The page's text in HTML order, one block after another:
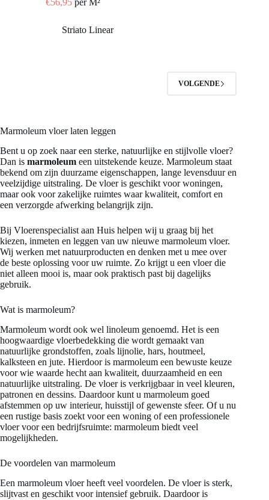
€56,95per M²
VOLGENDE
Marmoleum vloer laten leggen
Bent u op zoek naar een sterke, natuurlijke en stijlvolle vloer?
Dan is marmoleum een uitstekende keuze. Marmoleum staat
bekend om zijn duurzame eigenschappen, lange levensduur en
veelzijdige uitstraling. De vloer is geschikt voor woningen,
maar ook voor zakelijke ruimtes waar kwaliteit, comfort en
een verzorgde afwerking belangrijk zijn.
Bij Vloerenspecialist aan Huis helpen wij u graag bij het
kiezen, inmeten en leggen van uw nieuwe marmoleum vloer.
Wij werken met natuurproducten en denken met u mee over
de beste oplossing voor uw ruimte. Zo krijgt u een vloer die
niet alleen mooi is, maar ook praktisch past bij dagelijks
gebruik.
Wat is marmoleum?
Marmoleum wordt ook wel linoleum genoemd. Het is een
hoogwaardige vloerbedekking die wordt gemaakt van
natuurlijke grondstoffen, zoals lijnolie, hars, houtmeel,
kalksteen en jute. Hierdoor is marmoleum een bewuste keuze
voor wie waarde hecht aan kwaliteit, duurzaamheid en een
natuurlijke uitstraling. De vloer is verkrijgbaar in veel kleuren,
patronen en dessins. Daardoor kunt u marmoleum goed
afstemmen op uw interieur, huisstijl of gewenste sfeer. Of u nu
een rustige basis zoekt voor een woning of een professionele
vloer voor een bedrijfsruimte: marmoleum biedt veel
mogelijkheden.
De voordelen van marmoleum
Een marmoleum vloer heeft veel voordelen. De vloer is sterk,
slijtvast en geschikt voor intensief gebruik. Daardoor is